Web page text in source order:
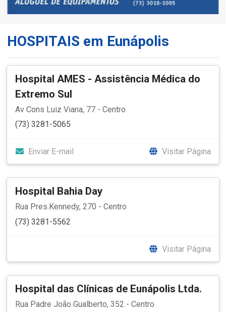
HOSPITAIS em Eunápolis
Hospital AMES - Assistência Médica do
Extremo Sul
Av Cons Luiz Viana, 77 - Centro
(73) 3281-5065
Enviar E-mail Visitar Página
Hospital Bahia Day
Rua Pres.Kennedy, 270 - Centro
(73) 3281-5562
Visitar Página
Hospital das Clínicas de Eunápolis Ltda.
Rua Padre João Gualberto, 352 - Centro